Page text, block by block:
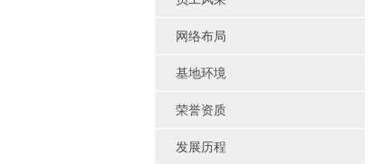
网络布局
基地环境
荣誉资质
发展历程